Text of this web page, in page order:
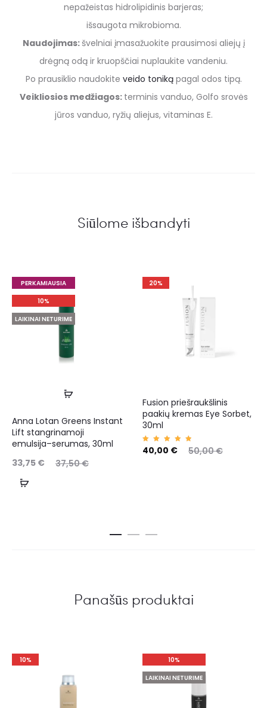
nepažeistas hidrolipidinis barjeras;
išsaugota mikrobioma.
Naudojimas: švelniai įmasažuokite prausimosi aliejų į
drėgną odą ir kruopščiai nuplaukite vandeniu.
Po prausiklio naudokite veido tonikąpagal odos tipą.
Veikliosios medžiagos: terminis vanduo, Golfo srovės
jūros vanduo, ryžių aliejus, vitaminas E.
Siūlome išbandyti
PERKAMIAUSIA
10%
LAIKINAI NETURIME
Anna Lotan Greens Instant
Lift stangrinamoji
emulsija–serumas, 30ml
37,50€
33,75 €
20%
Fusion priešraukšlinis
paakių kremas Eye Sorbet,
30ml
Įvertin
imas:
50,00€
40,00 €
Panašūs produktai
10%
10%
LAIKINAI NETURIME